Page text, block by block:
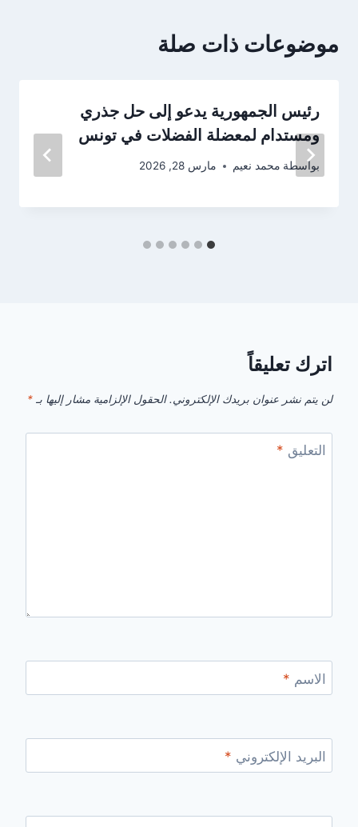
موضوعات ذات صلة
رئيس الجمهورية يدعو إلى حل جذري
ومستدام لمعضلة الفضلات في تونس
بواسطة محمد نعيم مارس 28, 2026
اترك تعليقاً
لن يتم نشر عنوان بريدك الإلكتروني. الحقول الإلزامية مشار إليها بـ *
التعليق *
الاسم *
البريد الإلكتروني *